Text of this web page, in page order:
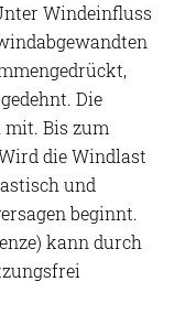
Windeinfluss
Die
mit. Bis zum
die Windlast
und
beginnt.
kann durch